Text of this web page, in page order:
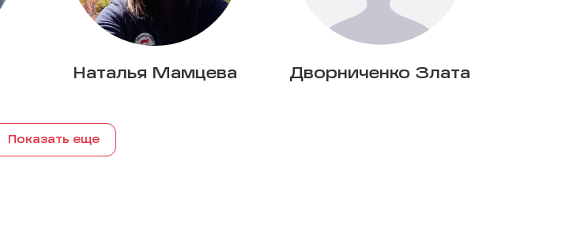
Наталья Мамцева Дворниченко Злата
Показать еще